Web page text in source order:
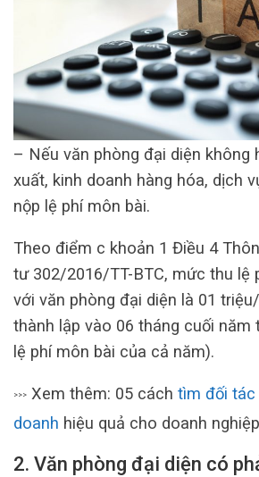
– Nếu văn phòng đại diện không
xuất, kinh doanh hàng hóa, dịch
nộp lệ phí môn bài.
Theo điểm c khoản 1 Điều 4
tư 302/2016/TT-BTC, mức thu lệ
với văn phòng đại diện là 01
thành lập vào 06 tháng cuối năm
lệ phí môn bài của cả năm).
>>> Xem thêm: 05 cách tìm đối tác
doanh hiệu quả cho doanh nghiệp
2. Văn phòng đại diện có